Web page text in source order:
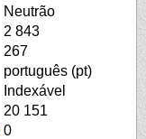
Neutrão
2 843
267
português (pt)
Indexável
20 151
0